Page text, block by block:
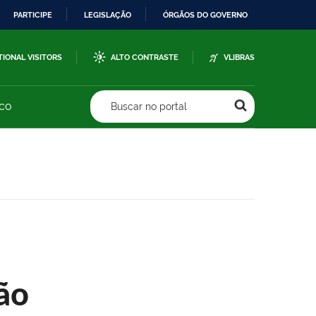
PARTICIPE LEGISLAÇÃO ÓRGÃOS DO GOVERNO
VISITORS ALTO CONTRASTE VLIBRAS
Buscar no portal